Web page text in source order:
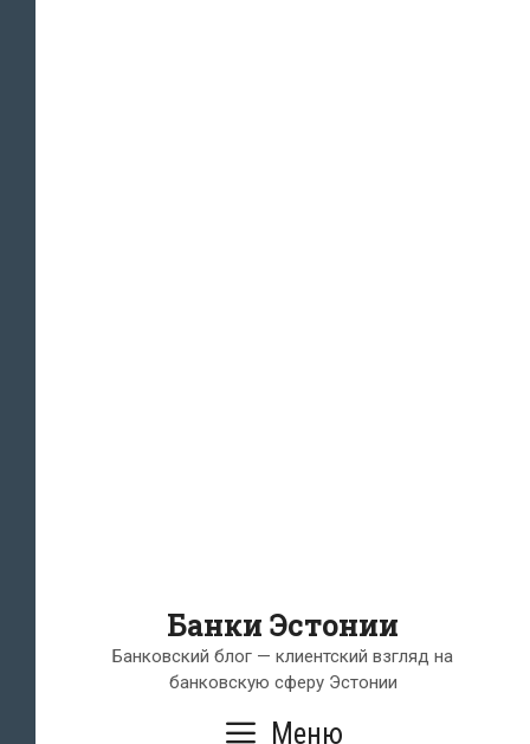
Банки Эстонии
Банковский блог — клиентский взгляд на
банковскую сферу Эстонии
Меню